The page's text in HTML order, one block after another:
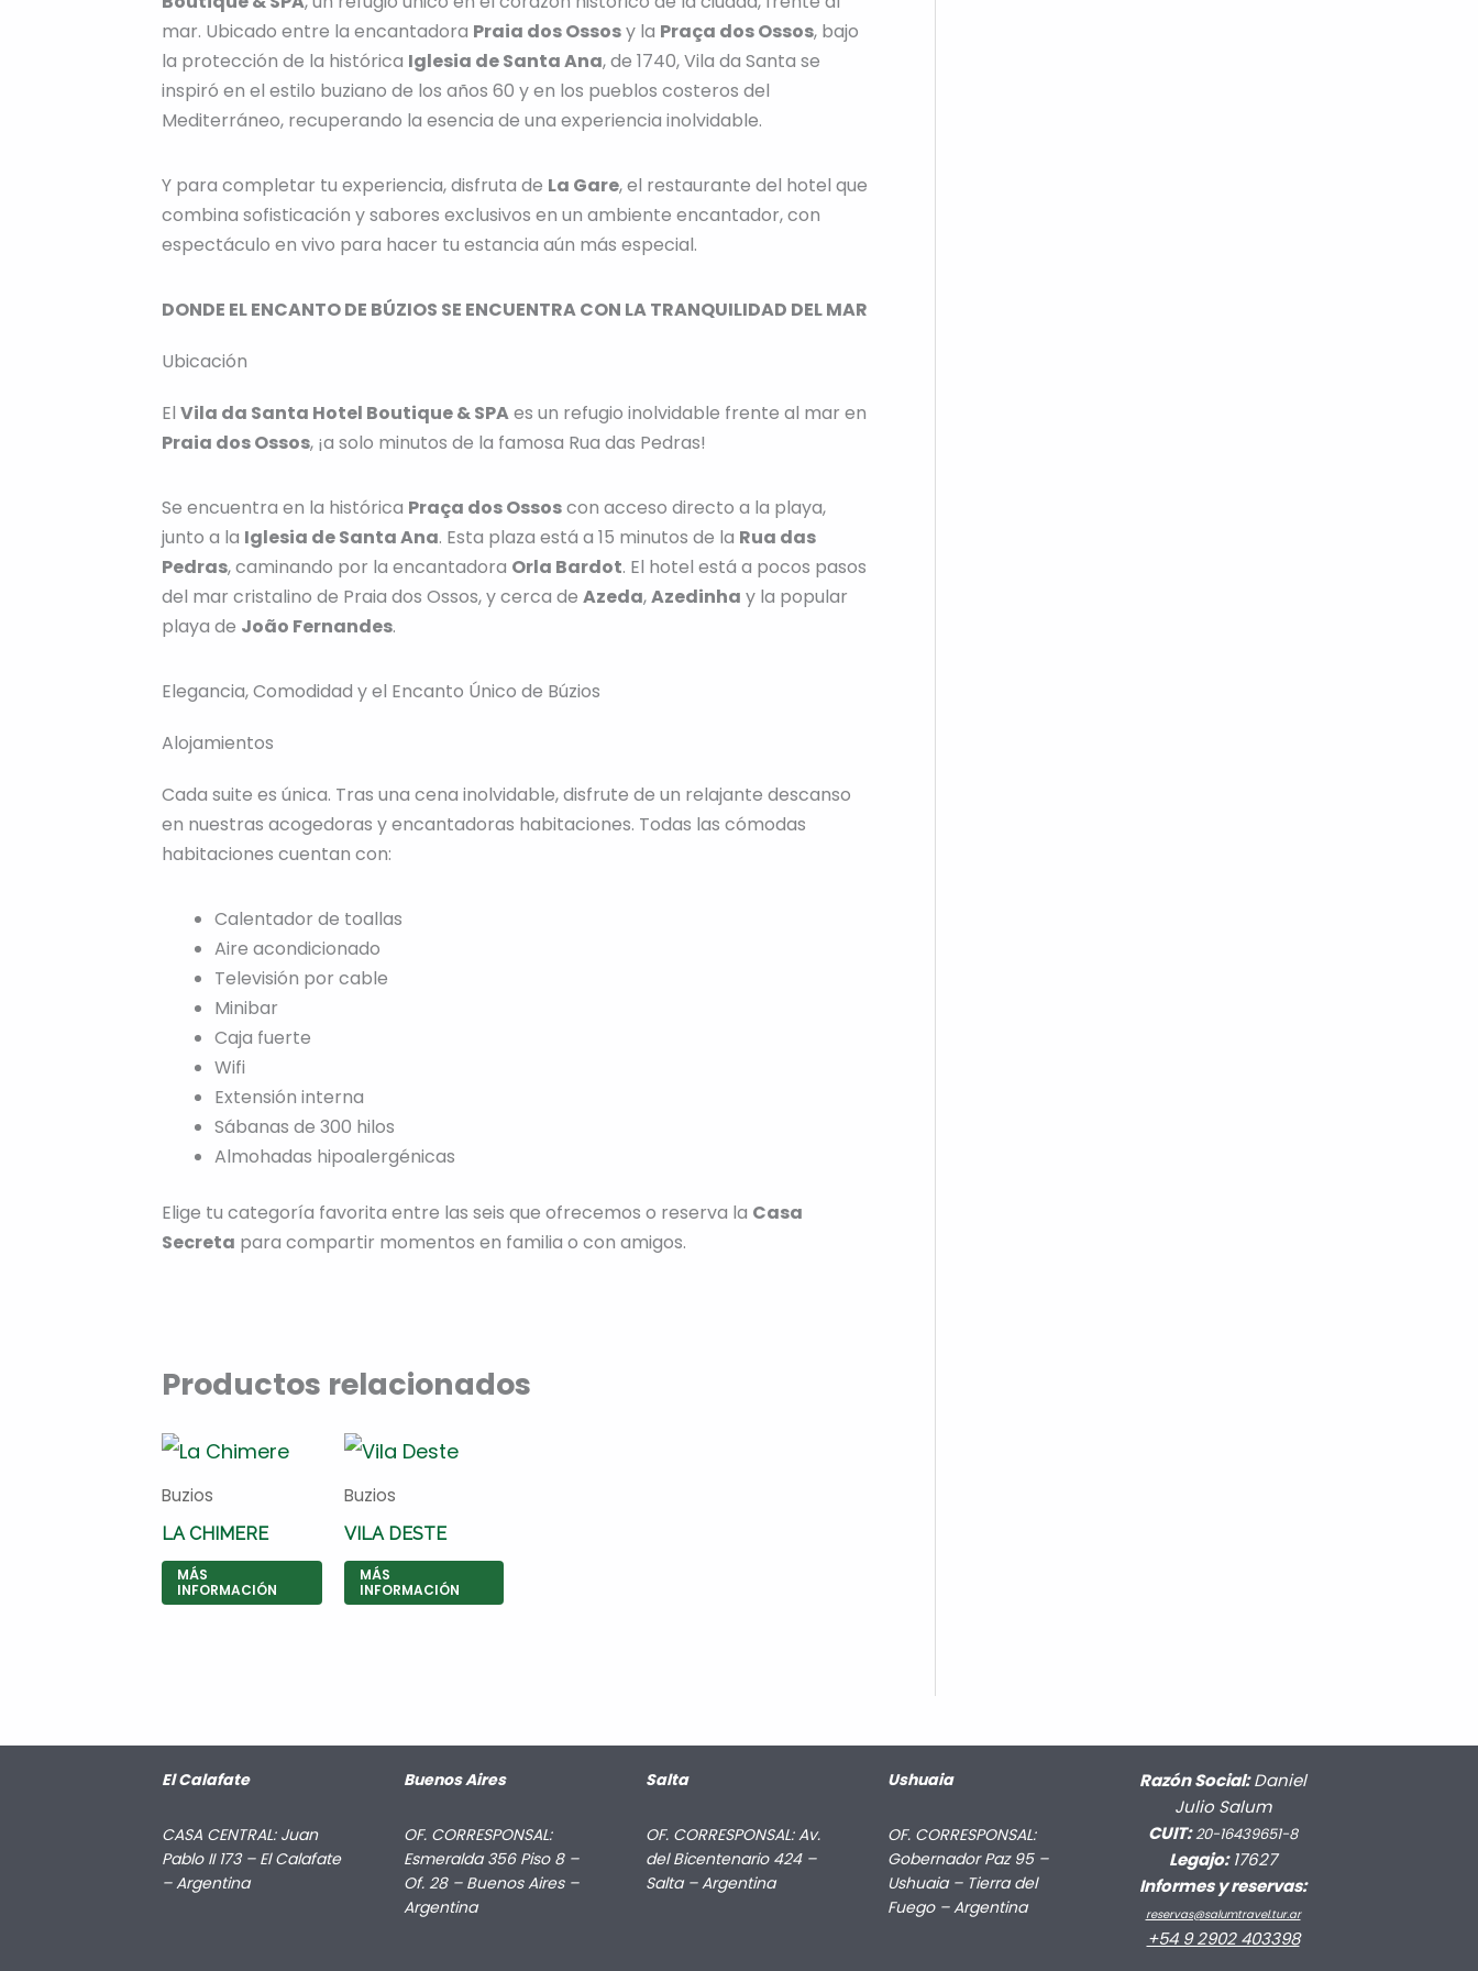
mar. Ubicado entre la encantadora Praia dos Ossosy la Praça dos Ossos, bajo
la protección de la histórica Iglesia de Santa Ana, de 1740, Vila da Santa se
inspiró en el estilo buziano de los años 60 y en los pueblos costeros del
Mediterráneo, recuperando la esencia de una experiencia inolvidable.
Y para completar tu experiencia, disfruta de La Gare, el restaurante del hotel que
combina sofisticación y sabores exclusivos en un ambiente encantador, con
espectáculo en vivo para hacer tu estancia aún más especial.
DONDE EL ENCANTO DE BÚZIOS SE ENCUENTRA CON LA TRANQUILIDAD DEL MAR
Ubicación
El Vila da Santa Hotel Boutique & SPAes un refugio inolvidable frente al mar en
Praia dos Ossos, ¡a solo minutos de la famosa Rua das Pedras!
Se encuentra en la histórica Praça dos Ossoscon acceso directo a la playa,
junto a la Iglesia de Santa Ana. Esta plaza está a 15 minutos de la Rua das
Pedras, caminando por la encantadora Orla Bardot. El hotel está a pocos pasos
del mar cristalino de Praia dos Ossos, y cerca de Azeda,Azedinha y la popular
playa de João Fernandes.
Elegancia, Comodidad y el Encanto Único de Búzios
Alojamientos
Cada suite es única. Tras una cena inolvidable, disfrute de un relajante descanso
en nuestras acogedoras y encantadoras habitaciones. Todas las cómodas
habitaciones cuentan con:
Calentador de toallas
Aire acondicionado
Televisión por cable
Minibar
Caja fuerte
Wifi
Extensión interna
Sábanas de 300 hilos
Almohadas hipoalergénicas
Elige tu categoría favorita entre las seis que ofrecemos o reserva la Casa
Secreta para compartir momentos en familia o con amigos.
Productos relacionados
Buzios
LA CHIMERE
MÁS
INFORMACIÓN
Buzios
VILA DESTE
MÁS
INFORMACIÓN
El Calafate
CASA CENTRAL: Juan
Pablo II 173 – El Calafate
– Argentina
Buenos Aires
OF. CORRESPONSAL:
Esmeralda 356 Piso 8 –
Of. 28 – Buenos Aires –
Argentina
Salta
OF. CORRESPONSAL: Av.
del Bicentenario 424 –
Salta – Argentina
Ushuaia
OF. CORRESPONSAL:
Gobernador Paz 95 –
Ushuaia – Tierra del
Fuego – Argentina
Razón Social:Daniel
Julio Salum
CUIT: 20-16439651-8
Legajo:17627
Informes y reservas:
reservas@salumtravel.tur.ar
+54 9 2902 403398